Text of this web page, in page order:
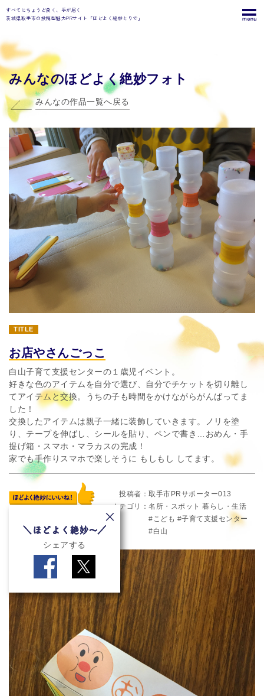
すべてにちょうど良く、手が届く
茨城県取手市の投稿型魅力PRサイト「ほどよく絶妙とりで」
みんなのほどよく絶妙フォト
みんなの作品一覧へ戻る
TITLE
お店やさんごっこ
白山子育て支援センターの１歳児イベント。
好きな色のアイテムを自分で選び、自分でチケットを切り離し
てアイテムと交換。うちの子も時間をかけながらがんばってま
した！
交換したアイテムは親子一緒に装飾していきます。ノリを塗
り、テープを伸ばし、シールを貼り、ペンで書き…おめん・手
提げ箱・スマホ・マラカスの完成！
家でも手作りスマホで楽しそうに もしもし してます。
シェアする
投稿者
取手市PRサポーター013
カテゴリ
名所・スポット 暮らし・生活
こども
子育て支援センター
白山